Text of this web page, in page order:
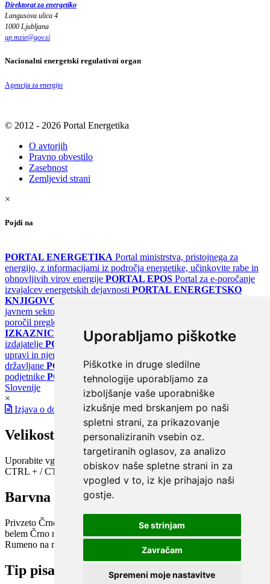
Uporabljamo piškotke
Piškotke in druge sledilne
tehnologije uporabljamo za
izboljšanje vaše uporabniške
izkušnje med brskanjem po naši
spletni strani, za prikazovanje
personaliziranih vsebin oz.
targetiranih oglasov, za analizo
obiskov naše spletne strani in za
vpogled v to, iz kje prihajajo naši
gostje.
Se strinjam
Zavračam
Spremeni moje nastavitve
Direktorat za energetiko
Langusova ulica 4
1000 Ljubljana
gp.mzie@gov.si
Nacionalni energetski regulativni organ
Agencija za energijo
© 2012 - 2026 Portal Energetika
O avtorjih
Pravno obvestilo
Zasebnost
Zemljevid strani
×
Pojdi na
PORTAL ENERGETIKA Portal ministrstva, pristojnega za
energijo, z informacijami iz področja energetike, učinkovite rabe in
obnovljivih virov energije PORTAL EPOS Portal za e-poročanje
izvajalcev energetskih dejavnosti PORTAL ENERGETSKO
KNJIGOVODSTVO
javnem sektorju
poročil pregledov klimatskih sistemov
IZKAZNICE
Register energetskih izkaznic - za izdelovalce in
izdajatelje PORTAL GOV.SI Osrednje spletno mesto o državni
upravi in njenih storitvah
državljane PORTAL SPOT Državni portal za podjetja in
podjetnike PORTAL OPSI Državni portal odprtih podatkov
Slovenije
×
Izjava o dostopnosti
Velikost pisave
Uporabite vgrajeno funkcijo brskalnika
CTRL + / CTRL -
Barvna shema
Privzeto Črno na belem Belo na črnem Črno na bež
belem Črno na zelenem
Modro na rumenem
Rumeno na modrem
Turkizno na črnem Črno na vijoličnem
Tip pisave